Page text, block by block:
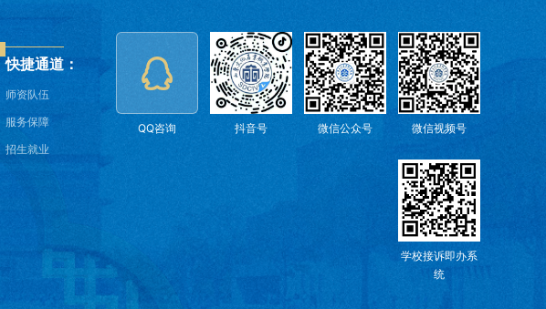
快捷通道：
师资队伍
服务保障
招生就业
QQ咨询 抖音号 微信公众号 微信视频号
学校接诉即办系
统